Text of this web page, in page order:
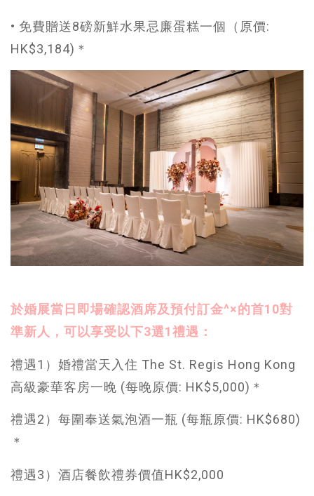
• 免費贈送8磅新鮮水果忌廉蛋糕一個（原價:
HK$3,184)＊
於婚展當日即場確認酒席及預付訂金^×的首10對
準新人，可以享受以下3選1禮遇：
禮遇1）婚禮當天入住 The St. Regis Hong Kong
高級豪華客房一晚 (每晚原價: HK$5,000)＊
禮遇2）每圍奉送氣泡酒一瓶 (每瓶原價: HK$680)
＊
禮遇3）酒店餐飲禮券價值HK$2,000